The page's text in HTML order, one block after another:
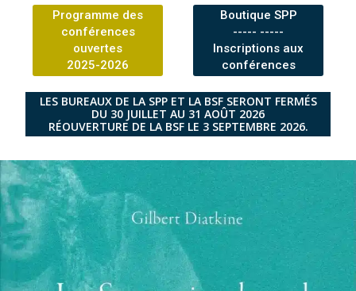
Programme des
conférences
ouvertes
2025-2026
Boutique SPP
----- -----
Inscriptions aux
conférences
LES BUREAUX DE LA SPP ET LA BSF SERONT FERMÉS
DU 30 JUILLET AU 31 AOÛT 2026
RÉOUVERTURE DE LA BSF LE 3 SEPTEMBRE 2026.